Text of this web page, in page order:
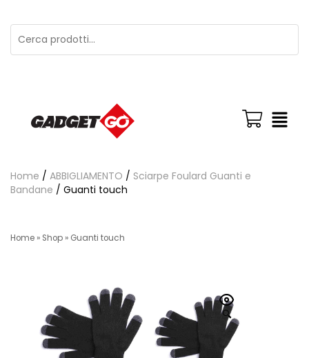
Home / ABBIGLIAMENTO / Sciarpe Foulard Guanti e
Bandane / Guanti touch
Home » Shop » Guanti touch
🔍